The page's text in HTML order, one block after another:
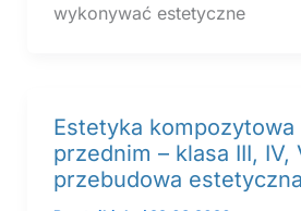
wykonywać estetyczne
Estetyka
przednim – klasa III, IV,
przebudowa estetyczna